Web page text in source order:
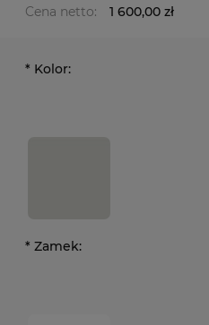
Cena netto: 1 600,00 zł
* Kolor:
* Zamek: